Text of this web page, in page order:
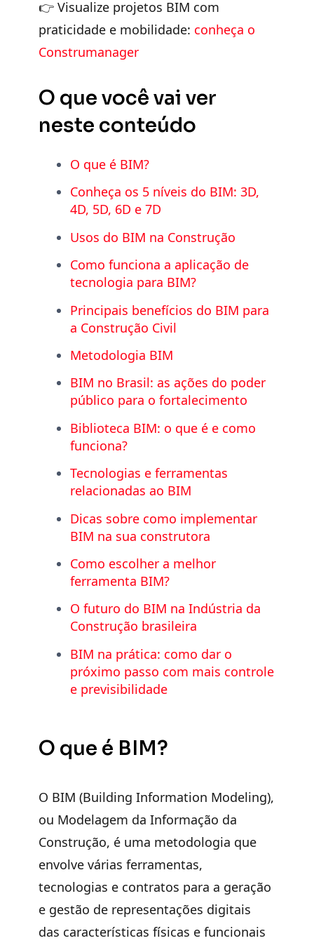
👉 Visualize projetos BIM com
praticidade e mobilidade: conheça o
Construmanager
O que você vai ver
neste conteúdo
O que é BIM?
Conheça os 5 níveis do BIM: 3D,
4D, 5D, 6D e 7D
Usos do BIM na Construção
Como funciona a aplicação de
tecnologia para BIM?
Principais benefícios do BIM para
a Construção Civil
Metodologia BIM
BIM no Brasil: as ações do poder
público para o fortalecimento
Biblioteca BIM: o que é e como
funciona?
Tecnologias e ferramentas
relacionadas ao BIM
Dicas sobre como implementar
BIM na sua construtora
Como escolher a melhor
ferramenta BIM?
O futuro do BIM na Indústria da
Construção brasileira
BIM na prática: como dar o
próximo passo com mais controle
e previsibilidade
O que é BIM?
O BIM (Building Information Modeling),
ou Modelagem da Informação da
Construção, é uma metodologia que
envolve várias ferramentas,
tecnologias e contratos para a geração
e gestão de representações digitais
das características físicas e funcionais